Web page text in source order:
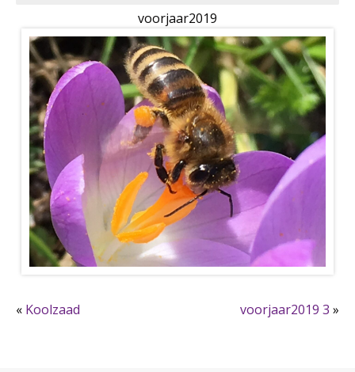
voorjaar2019
« Koolzaad voorjaar2019 3 »